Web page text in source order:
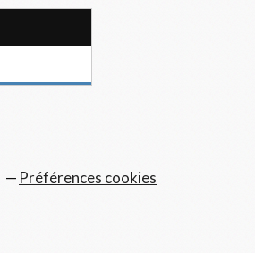
Préférences cookies